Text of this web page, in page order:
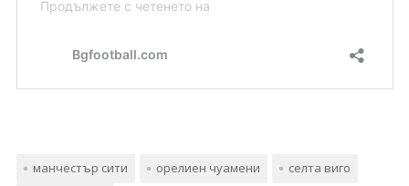
манчестър сити орелиен чуамени
селта виго